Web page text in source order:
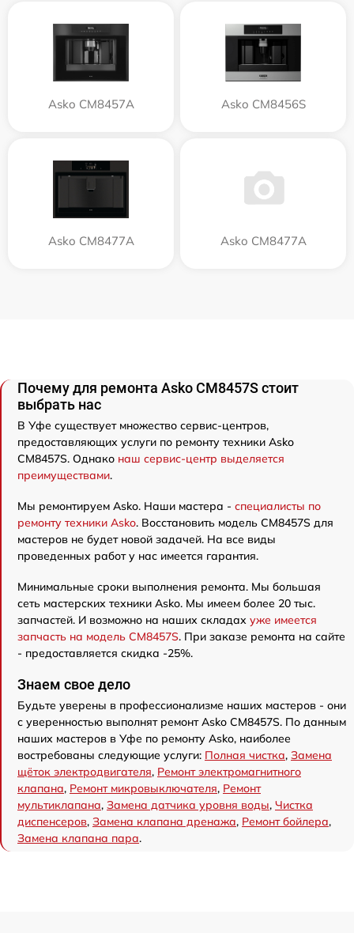
Asko CM8457A Asko CM8456S
Asko CM8477A Asko СМ8477А
Почему для ремонта Asko CM8457S стоит
выбрать нас
В Уфе существует множество сервис-центров,
предоставляющих услуги по ремонту техники Asko
CM8457S. Однако наш сервис-центр выделяется
преимуществами.
Мы ремонтируем Asko. Наши мастера - специалисты по
ремонту техники Asko. Восстановить модель CM8457S для
мастеров не будет новой задачей. На все виды
проведенных работ у нас имеется гарантия.
Минимальные сроки выполнения ремонта. Мы большая
сеть мастерских техники Asko. Мы имеем более 20 тыс.
запчастей. И возможно на наших складах уже имеется
запчасть на модель CM8457S. При заказе ремонта на сайте
- предоставляется скидка -25%.
Знаем свое дело
Будьте уверены в профессионализме наших мастеров - они
с уверенностью выполнят ремонт Asko CM8457S. По данным
наших мастеров в Уфе по ремонту Asko, наиболее
востребованы следующие услуги: Полная чистка, Замена
щёток электродвигателя, Ремонт электромагнитного
клапана, Ремонт микровыключателя, Ремонт
мультиклапана, Замена датчика уровня воды, Чистка
диспенсеров, Замена клапана дренажа, Ремонт бойлера,
Замена клапана пара.